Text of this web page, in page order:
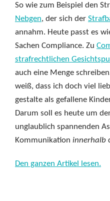
So wie zum Beispiel den
Nebgen, der sich der
annahm. Heute passt es
Sachen Compliance. Zu
strafrechtlichen
auch eine Menge
weiß, dass ich doch viel
gestalte als gefallene
Darum soll es heute um
unglaublich spannenden
Kommunikation innerhalb
Den ganzen Artikel lesen.